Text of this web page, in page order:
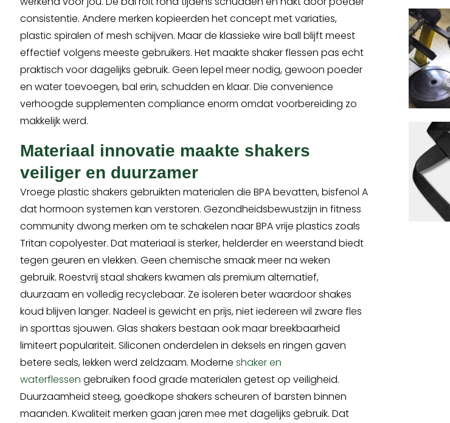
consistentie. Andere merken kopieerden het concept met variaties,
plastic spiralen of mesh schijven. Maar de klassieke wire ball blijft meest
effectief volgens meeste gebruikers. Het maakte shaker flessen pas echt
praktisch voor dagelijks gebruik. Geen lepel meer nodig, gewoon poeder
en water toevoegen, bal erin, schudden en klaar. Die convenience
verhoogde supplementen compliance enorm omdat voorbereiding zo
makkelijk werd.
Materiaal innovatie maakte shakers
veiliger en duurzamer
Vroege plastic shakers gebruikten materialen die BPA bevatten, bisfenol A
dat hormoon systemen kan verstoren. Gezondheidsbewustzijn in fitness
community dwong merken om te schakelen naar BPA vrije plastics zoals
Tritan copolyester. Dat materiaal is sterker, helderder en weerstand biedt
tegen geuren en vlekken. Geen chemische smaak meer na weken
gebruik. Roestvrij staal shakers kwamen als premium alternatief,
duurzaam en volledig recyclebaar. Ze isoleren beter waardoor shakes
koud blijven langer. Nadeel is gewicht en prijs, niet iedereen wil zware fles
in sporttas sjouwen. Glas shakers bestaan ook maar breekbaarheid
limiteert populariteit. Siliconen onderdelen in deksels en ringen gaven
betere seals, lekken werd zeldzaam. Moderneshaker en
waterflessen gebruiken food grade materialen getest op veiligheid.
Duurzaamheid steeg, goedkope shakers scheuren of barsten binnen
maanden. Kwaliteit merken gaan jaren mee met dagelijks gebruik. Dat